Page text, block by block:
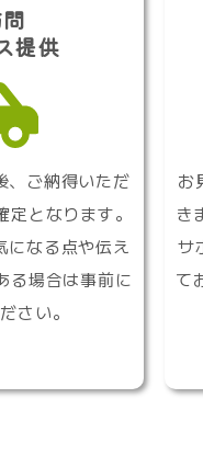
提供
、ご納得いただ
定となります。
になる点や伝え
る場合は事前に
さい。
お
き
サ
て